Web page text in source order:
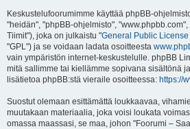
Keskustelufoorumimme käyttää phpBB-
"heidän", "phpBB-ohjelmisto",
Tiimit"), joka on julkaistu "General Public License
"GPL") ja se voidaan ladata osoitteesta
vain ympäristön internet-keskustelulle. phpBB
mitä sallimme tai kiellämme sopivana sisältönä
lisätietoa phpBB:stä vieraile osoitteessa: https://
Suostut olemaan esittämättä loukkaavaa,
muutakaan materiaalia, joka voisi loukata
omassa maassasi, se maa, johon "Foorumi –